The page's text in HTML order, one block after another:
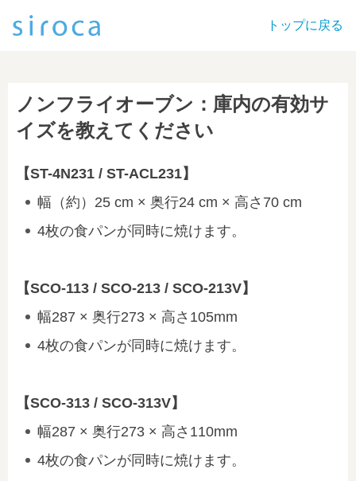
トップに戻る
ノンフライオーブン：庫内の有効サ
イズを教えてください
【ST-4N231 / ST-ACL231】
幅（約）25 cm × 奥行24 cm × 高さ70 cm
4枚の食パンが同時に焼けます。
【SCO-113 / SCO-213 / SCO-213V】
幅287 × 奥行273 × 高さ105mm
4枚の食パンが同時に焼けます。
【SCO-313 / SCO-313V】
幅287 × 奥行273 × 高さ110mm
4枚の食パンが同時に焼けます。